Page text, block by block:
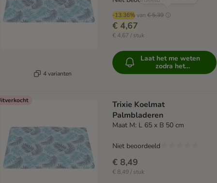
4 varianten
-13.36%van € 5,39
€ 4,67
€ 4,67 / stuk
Laat het me weten
zodra het
beschikbaar is
Trixie Koelmat
Palmbladeren
Maat M: L 65 x B 50 cm
€ 8,49
€ 8,49 / stuk
Niet beoordeeld